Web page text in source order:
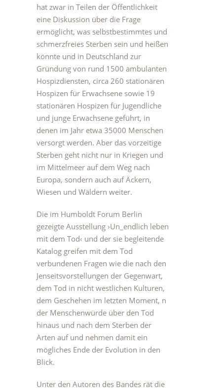
hat zwar in Teilen der Öffentlichkeit
eine Diskussion über die Frage
ermöglicht, was selbstbestimmtes und
schmerzfreies Sterben sein und heißen
könnte und in Deutschland zur
Gründung von rund 1500 ambulanten
Hospizdiensten, circa 260 stationären
Hospizen für Erwachsene sowie 19
stationären Hospizen für Jugendliche
und junge Erwachsene geführt, in
denen im Jahr etwa 35000 Menschen
versorgt werden. Aber das vorzeitige
Sterben geht nicht nur in Kriegen und
im Mittelmeer auf dem Weg nach
Europa, sondern auch auf Äckern,
Wiesen und Wäldern weiter.
Die im Humboldt Forum Berlin
gezeigte Ausstellung ›Un_endlich leben
mit dem Tod‹ und der sie begleitende
Katalog greifen mit dem Tod
verbundenen Fragen wie die nach den
Jenseitsvorstellungen der Gegenwart,
dem Tod in nicht westlichen Kulturen,
dem Geschehen im letzten Moment, n
der Menschenwürde über den Tod
hinaus und nach dem Sterben der
Arten auf und nehmen damit ein
mögliches Ende der Evolution in den
Blick.
Unter den Autoren des Bandes rät die